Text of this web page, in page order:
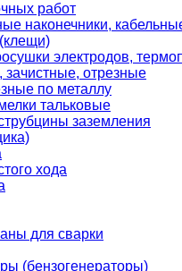
работ
наконечники,
электродов,
отрезные
по металлу
тальковые
заземления
хода
для сварки
(бензогенераторы)